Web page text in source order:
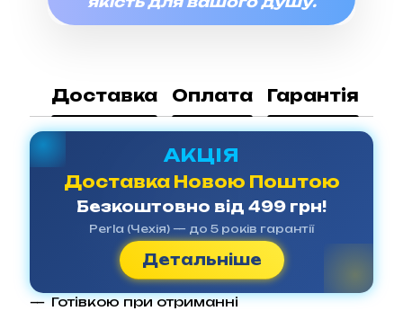
Доставка Оплата Гарантія
АКЦІЯ
Доставка Новою Поштою
Безкоштовно від 499 грн!
Perla (Чехія) — до 5 років гарантії
Детальніше
Готівкою при отриманні